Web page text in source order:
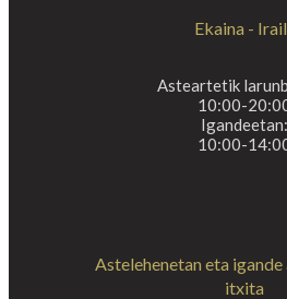
Ekaina -
Asteartetik
10:00-
Igandeetan:
10:00-
Astelehenetan eta
itxita